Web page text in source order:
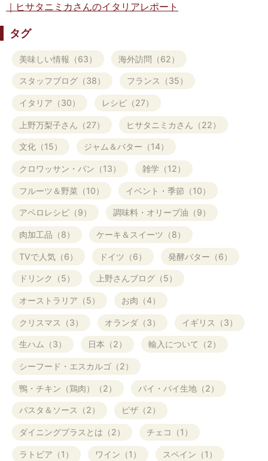
｜ヒサタニミカさんのイタリアレポート
タグ
美味しい情報（63） 海外訪問（62）
スタッフブログ（38） フランス（35）
イタリア（30） レシピ（27）
上野万梨子さん（27） ヒサタニミカさん（22）
文化（15） ジャム＆バター（14）
クロワッサン・パン（13） 雑学（12）
フルーツ＆野菜（10） イベント・季節（10）
アペロレシピ（9） 調味料・オリーブ油（9）
肉加工品（8） ケーキ＆スイーツ（8）
TVで人気（6） ドイツ（6） 発酵バター（6）
ドリンク（5） 上野さんブログ（5）
オーストラリア（5） お肉（4）
クリスマス（3） オランダ（3） イギリス（3）
生ハム（3） 日本（2） 輸入について（2）
シーフード・エスカルゴ（2）
鴨・チキン（鶏肉）（2） パイ・パイ生地（2）
パスタ＆ソース（2） ピザ（2）
ダイニングプラスとは（2） チェコ（1）
ラトビア（1） ワイン（1） スペイン（1）